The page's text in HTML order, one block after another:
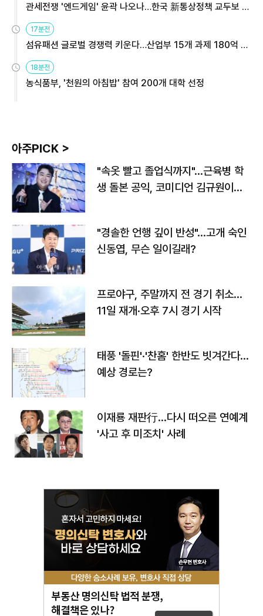
관세전쟁 '엔드게임' 윤곽 나오나…한국 新통상정책 교두보 활
17분전
섬유패션 글로벌 경쟁력 키운다…산업부 15개 과제 180억 지
18분전
농식품부, '천원의 아침밥' 참여 200개 대학 선정
아주PICK >
"속옷 빨고 졸업식까지"…근육병 학
생 돌본 공익, 코미디언 김규원이었
"경솔한 언행 깊이 반성"…고개 숙인
신동엽, 무슨 일이길래?
프로야구, 주말까지 전 경기 취소…
11일 재개·오후 7시 경기 시작
태풍 '돌핀'·'찬홈' 한반도 빗겨간다…
예상 경로는?
이재룡 재판行…다시 떠오른 연예계
'사고 후 미조치' 사례